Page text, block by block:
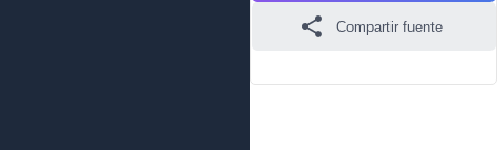
Compartir fuente